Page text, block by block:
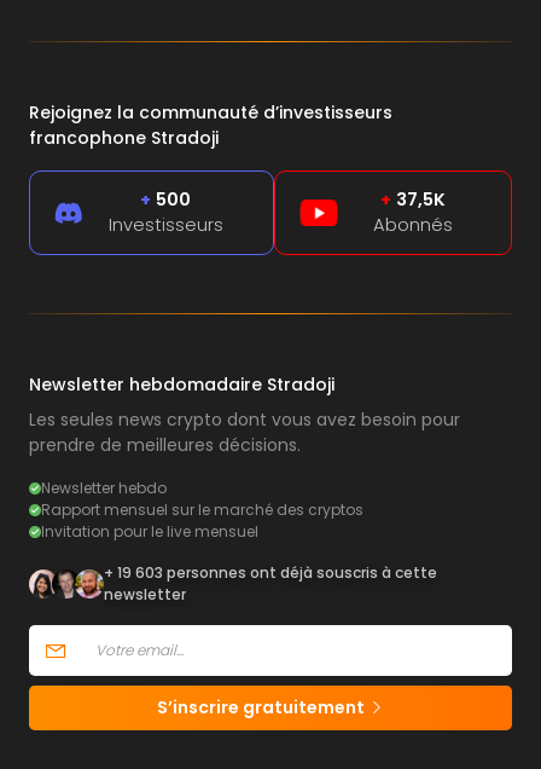
Rejoignez la communauté d’investisseurs
francophone Stradoji
+ 500
Investisseurs
+ 37,5K
Abonnés
Newsletter hebdomadaire Stradoji
Les seules news crypto dont vous avez besoin pour
prendre de meilleures décisions.
Newsletter hebdo
Rapport mensuel sur le marché des cryptos
Invitation pour le live mensuel
+ 19 603 personnes ont déjà souscris à cette
newsletter
S’inscrire gratuitement